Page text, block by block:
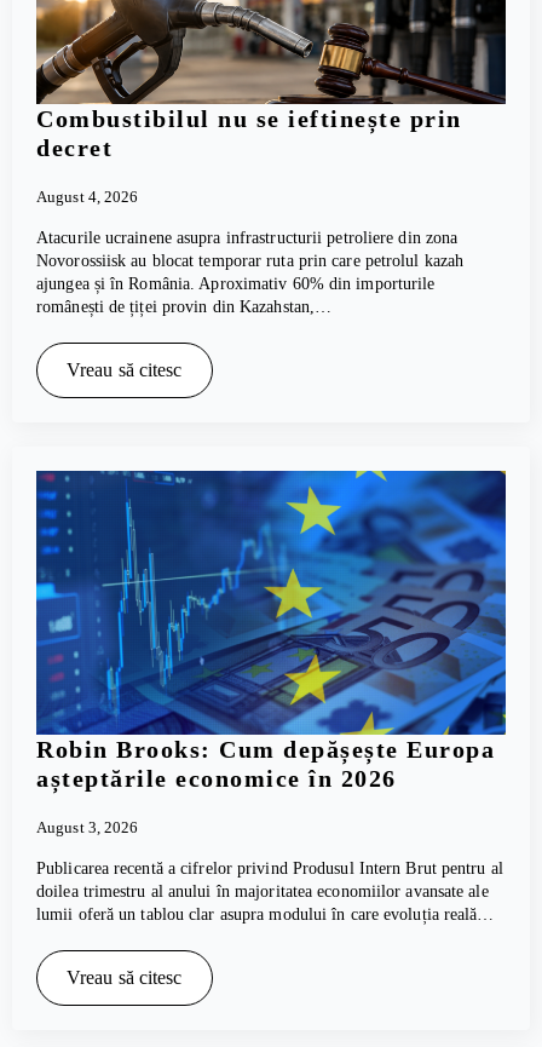
Combustibilul nu se ieftinește prin
decret
August 4, 2026
Atacurile ucrainene asupra infrastructurii petroliere din zona
Novorossiisk au blocat temporar ruta prin care petrolul kazah
ajungea și în România. Aproximativ 60% din importurile
românești de țiței provin din Kazahstan,…
Vreau să citesc
Robin Brooks: Cum depășește Europa
așteptările economice în 2026
August 3, 2026
Publicarea recentă a cifrelor privind Produsul Intern Brut pentru al
doilea trimestru al anului în majoritatea economiilor avansate ale
lumii oferă un tablou clar asupra modului în care evoluția reală…
Vreau să citesc